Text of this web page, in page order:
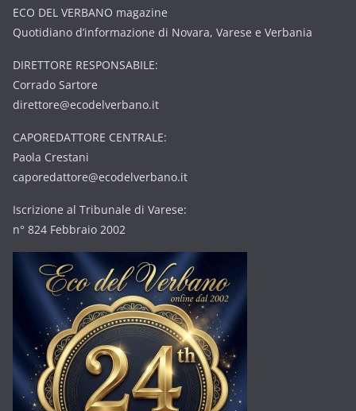
ECO DEL VERBANO magazine
Quotidiano d’informazione di Novara, Varese e Verbania
DIRETTORE RESPONSABILE:
Corrado Sartore
direttore@ecodelverbano.it
CAPOREDATTORE CENTRALE:
Paola Crestani
caporedattore@ecodelverbano.it
Iscrizione al Tribunale di Varese:
n° 824 Febbraio 2002